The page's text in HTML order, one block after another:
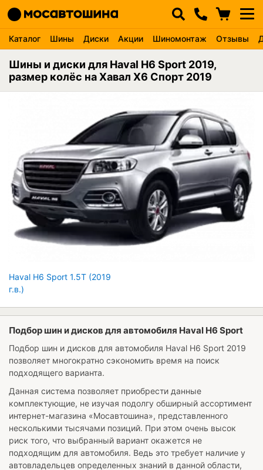
Каталог Шины Диски Акции Шиномонтаж Отзывы
Шины и диски для Haval H6 Sport 2019,
размер колёс на Хавал Х6 Спорт 2019
Haval H6 Sport 1.5T (2019
г.в.)
Подбор шин и дисков для автомобиля Haval H6 Sport
Подбор шин и дисков для автомобиля Haval H6 Sport 2019
позволяет многократно сэкономить время на поиск
подходящего варианта.
Данная система позволяет приобрести данные
комплектующие, не изучая подолгу обширный ассортимент
интернет-магазина «Мосавтошина», представленного
несколькими тысячами позиций. При этом очень высок
риск того, что выбранный вариант окажется не
подходящим для автомобиля. Ведь это требует наличие у
автовладельцев определенных знаний в данной области,